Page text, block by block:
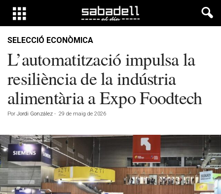
SELECCIÓ ECONÒMICA
L’automatització impulsa la
resiliència de la indústria
alimentària a Expo Foodtech
Por Jordi González - 29 de maig de 2026